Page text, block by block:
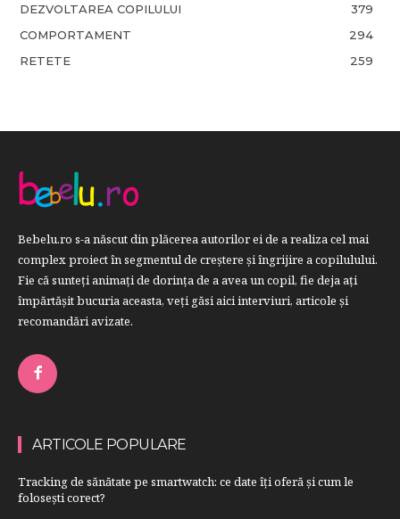
DEZVOLTAREA COPILULUI
379
COMPORTAMENT
294
RETETE
259
Bebelu.ro s-a născut din plăcerea autorilor ei de a realiza cel mai
complex proiect în segmentul de creştere şi îngrijire a copilulului.
Fie că sunteţi animaţi de dorinţa de a avea un copil, fie deja aţi
împărtăşit bucuria aceasta, veți găsi aici interviuri, articole şi
recomandări avizate.
ARTICOLE POPULARE
Tracking de sănătate pe smartwatch: ce date îți oferă și cum le
folosești corect?